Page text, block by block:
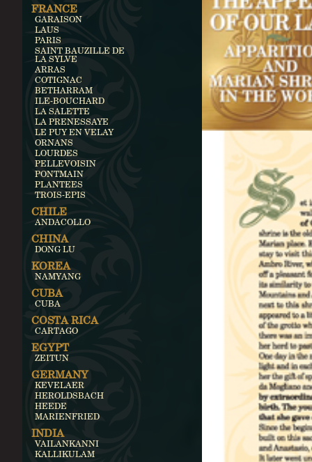
FRANCE
GARAISON
LAUS
PARIS
SAINT BAUZILLE DE
LA SYLVE
ARRAS
COTIGNAC
BETHARRAM
ILE-BOUCHARD
LA SALETTE
LA PRENESSAYE
LE PUY EN VELAY
ORNANS
LOURDES
PELLEVOISIN
PONTMAIN
PLANTEES
TROIS-EPIS
CHILE
ANDACOLLO
CHINA
DONG LU
KOREA
NAMYANG
CUBA
CUBA
COSTA RICA
CARTAGO
EGYPT
ZEITUN
GERMANY
KEVELAER
HEROLDSBACH
HEEDE
MARIENFRIED
INDIA
VAILANKANNI
KALLIKULAM